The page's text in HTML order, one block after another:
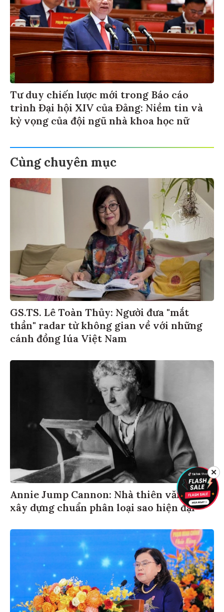
Tư duy chiến lược mới trong Báo cáo
trình Đại hội XIV của Đảng: Niềm tin và
kỳ vọng của đội ngũ nhà khoa học nữ
Cùng chuyên mục
GS.TS. Lê Toàn Thủy: Người đưa "mắt
thần" radar từ không gian về với những
cánh đồng lúa Việt Nam
Annie Jump Cannon: Nhà thiên văn học
xây dựng chuẩn phân loại sao hiện đại
✕